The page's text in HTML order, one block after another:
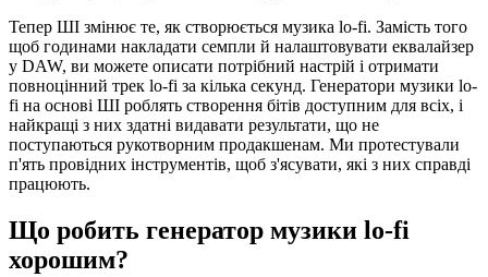
Тепер ШІ змінює те, як створюється музика lo-fi. Замість того
щоб годинами накладати семпли й налаштовувати еквалайзер
у DAW, ви можете описати потрібний настрій і отримати
повноцінний трек lo-fi за кілька секунд. Генератори музики lo-
fi на основі ШІ роблять створення бітів доступним для всіх, і
найкращі з них здатні видавати результати, що не
поступаються рукотворним продакшенам. Ми протестували
п'ять провідних інструментів, щоб з'ясувати, які з них справді
працюють.
Що робить генератор музики lo-fi
хорошим?